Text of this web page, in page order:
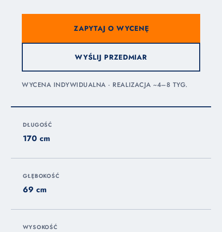
ZAPYTAJ O WYCENĘ
WYŚLIJ PRZEDMIAR
WYCENA INDYWIDUALNA · REALIZACJA ~4–8 TYG.
DŁUGOŚĆ
170 cm
GŁĘBOKOŚĆ
69 cm
WYSOKOŚĆ